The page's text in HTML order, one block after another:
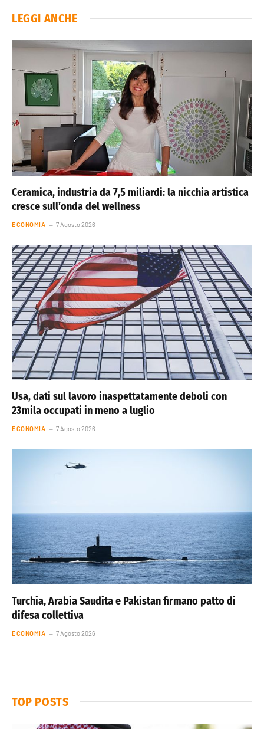
LEGGI ANCHE
Ceramica, industria da 7,5 miliardi: la nicchia artistica
cresce sull’onda del wellness
ECONOMIA 7 Agosto 2026
Usa, dati sul lavoro inaspettatamente deboli con
23mila occupati in meno a luglio
ECONOMIA 7 Agosto 2026
Turchia, Arabia Saudita e Pakistan firmano patto di
difesa collettiva
ECONOMIA 7 Agosto 2026
TOP POSTS